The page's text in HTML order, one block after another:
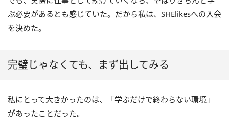
ぶ必要があるとも感じていた。だから私は、SHElikesへの入会
を決めた。
完璧じゃなくても、まず出してみる
私にとって大きかったのは、「学ぶだけで終わらない環境」
があったことだった。